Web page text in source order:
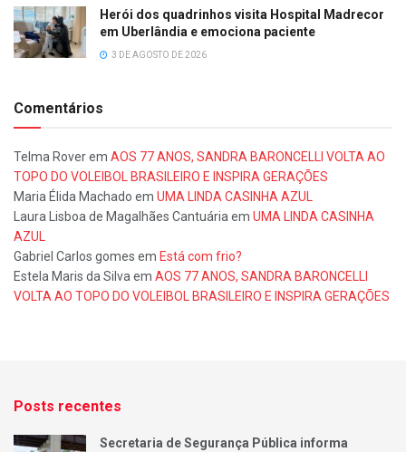
Herói dos quadrinhos visita Hospital Madrecor
em Uberlândia e emociona paciente
3 DE AGOSTO DE 2026
Comentários
Telma Roverem AOS 77 ANOS, SANDRA BARONCELLI VOLTA AO
TOPO DO VOLEIBOL BRASILEIRO E INSPIRA GERAÇÕES
Maria Élida Machado em UMA LINDA CASINHA AZUL
Laura Lisboa de Magalhães Cantuária em UMA LINDA CASINHA
AZUL
Gabriel Carlos gomes em Está com frio?
Estela Maris da Silva em AOS 77 ANOS, SANDRA BARONCELLI
VOLTA AO TOPO DO VOLEIBOL BRASILEIRO E INSPIRA GERAÇÕES
Posts recentes
Secretaria de Segurança Pública informa